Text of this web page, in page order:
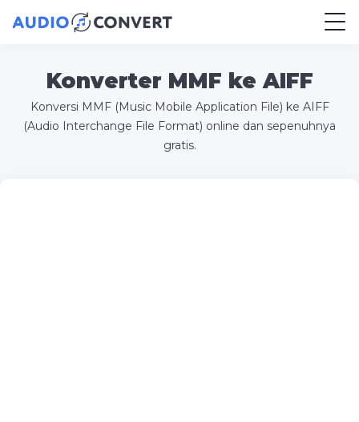
Konverter MMF ke AIFF
Konversi MMF (Music Mobile Application File) ke AIFF
(Audio Interchange File Format) online dan sepenuhnya
gratis.